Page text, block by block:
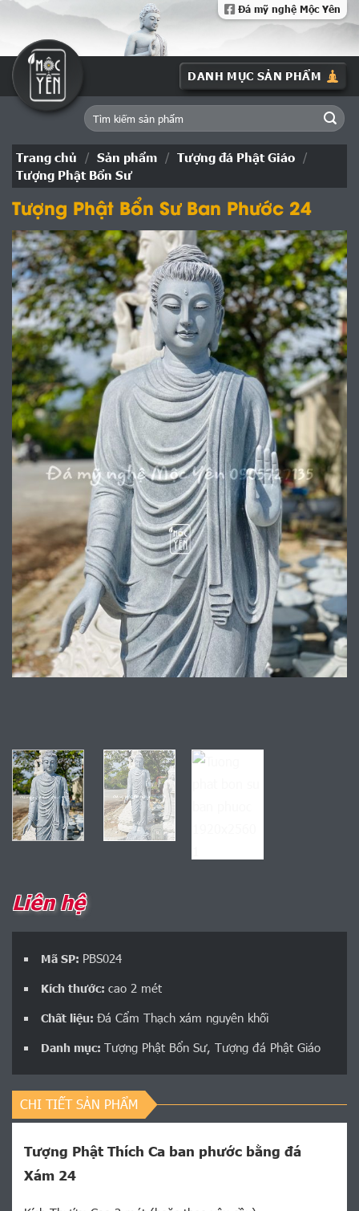
Skip
content
Đá mỹ nghệ Mộc Yên
Tìm
kiếm:
Trang chủ / Sản phẩm / Tượng đá Phật Giáo /
Tượng Phật Bổn Sư
Tượng Phật Bổn Sư Ban Phước 24
Liên hệ
Mã SP: PBS024
Kích thước: cao 2 mét
Chất liệu: Đá Cẩm Thạch xám nguyên khối
Danh mục: Tượng Phật Bổn Sư, Tượng đá Phật Giáo
CHI TIẾT SẢN PHẨM
Tượng Phật Thích Ca ban phước bằng đá
Xám 24